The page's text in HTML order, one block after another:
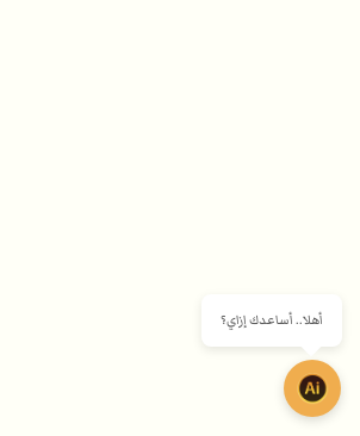
أهلا.. أساعدك إزاي؟